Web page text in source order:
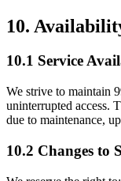
10.
10.1 Service
We strive to maintain
uninterrupted access.
due to maintenance,
10.2 Changes to